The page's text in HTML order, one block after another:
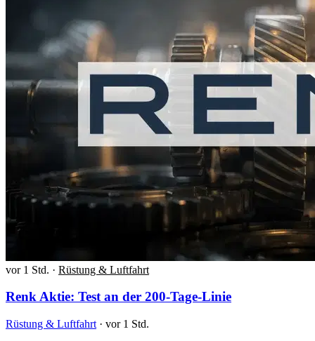
vor 1 Std. · Rüstung & Luftfahrt
Renk Aktie: Test an der 200-Tage-Linie
Rüstung & Luftfahrt · vor 1 Std.